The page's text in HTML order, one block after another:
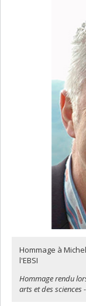
Hommage à
l'EBSI
Hommage rendu
arts et des sciences